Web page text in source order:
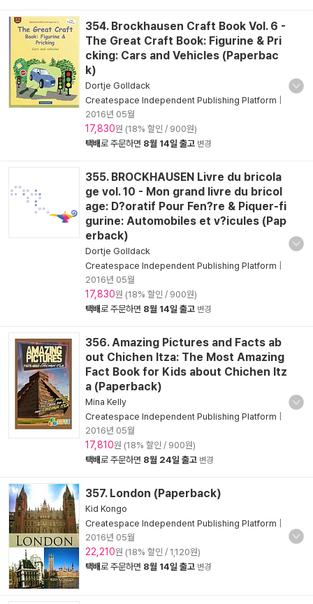
354. Brockhausen Craft Book Vol. 6 -
The Great Craft Book: Figurine & Pri
cking: Cars and Vehicles (Paperbac
k)
Dortje Golldack
Createspace Independent Publishing Platform
2016년 05월
17,830원 (18% 할인 / 900원)
택배로 주문하면 8월 14일 출고 변경
355. BROCKHAUSEN Livre du bricola
ge vol. 10 - Mon grand livre du bricol
age: D?oratif Pour Fen?re & Piquer-fi
gurine: Automobiles et v?icules (Pap
erback)
Dortje Golldack
Createspace Independent Publishing Platform
2016년 05월
17,830원 (18% 할인 / 900원)
택배로 주문하면 8월 14일 출고 변경
356. Amazing Pictures and Facts ab
out Chichen Itza: The Most Amazing
Fact Book for Kids about Chichen Itz
a (Paperback)
Mina Kelly
Createspace Independent Publishing Platform
2016년 05월
17,810원 (18% 할인 / 900원)
택배로 주문하면 8월 24일 출고 변경
357. London (Paperback)
Kid Kongo
Createspace Independent Publishing Platform
2016년 05월
22,210원 (18% 할인 / 1,120원)
택배로 주문하면 8월 14일 출고 변경